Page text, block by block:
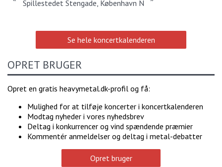
Spillestedet Stengade, København N
Loppen, København K
Se hele koncertkalenderen
OPRET BRUGER
Opret en gratis heavymetal.dk-profil og få:
Mulighed for at tilføje koncerter i koncertkalenderen
Modtag nyheder i vores nyhedsbrev
Deltag i konkurrencer og vind spændende præmier
Kommentér anmeldelser og deltag i metal-debatter
Opret bruger